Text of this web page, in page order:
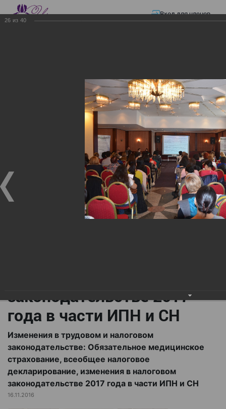
Вход для членов
Презентации—Изменения в трудовом и налоговом
законодательстве: Обязательное медицинское страхование, всеобщее
налоговое декларирование, изменения в налоговом законодательстве
2017 года в части ИПН и СН
Изменения в трудовом и
налоговом
законодательстве:
Обязательное
медицинское страхование,
законодательстве 2017
года в части ИПН и СН
Изменения в трудовом и налоговом
законодательстве: Обязательное медицинское
страхование, всеобщее налоговое
декларирование, изменения в налоговом
законодательстве 2017 года в части ИПН и СН
16.11.2016
26 из 40